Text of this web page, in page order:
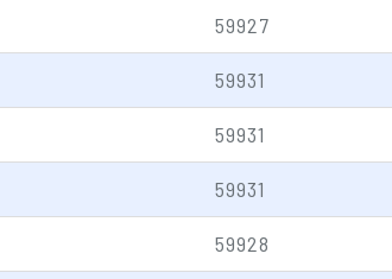
59927
59931
59931
59931
59928